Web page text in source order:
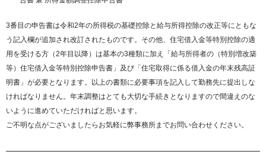
3番目の申告書は令和2年の所得税の基礎控除と給与所得控除の改正等にともな
う記入欄が追加され改訂されたものです。その他、住宅借入金等特別控除の適
用を受ける方（2年目以降）は基本の3種類に加え「給与所得者の（特別増改築
等）住宅借入金等特別控除申告書」及び「住宅取得に係る借入金の年末残高証
明書」が必要となります。以上の書類に必要事項を記入して勤務先に提出しな
ければなりません。年末調整はとても大切な手続きとなりますので間違えのな
いように進めていただければと思います。
ご不明な点がございましたらお気軽に弊事務所までお問い合わせください。